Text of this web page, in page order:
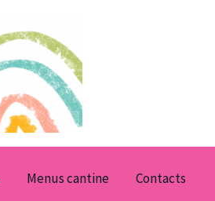
Menus cantine Contacts